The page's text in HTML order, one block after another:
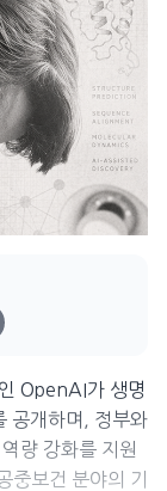
OpenAI가 생명
공개하며, 정부와
량 강화를 지원
중보건 분야의 기